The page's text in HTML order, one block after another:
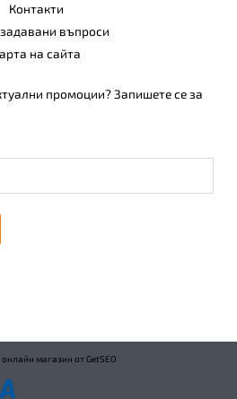
Контакти
въпроси
на сайта
промоции? Запишете се за
магазин от GetSEO